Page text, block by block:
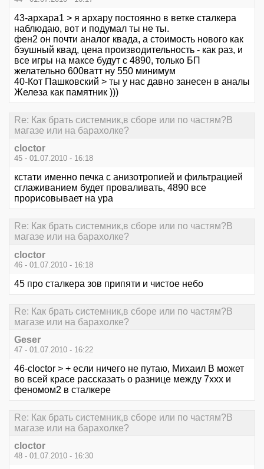
43-архара1 > я архару постоянно в ветке сталкера
наблюдаю, вот и подумал ты не ты.
фен2 он почти аналог квада, а стоимость нового как
бэушный квад, цена производительность - как раз, и
все игры на максе будут с 4890, только БП
желательно 600ватт ну 550 минимум
40-Кот Пашковский > ты у нас давно занесен в аналы
Железа как памятник )))
Re: Как брать системник,в сборе или по частям?В
магазе или на барахолке?
cloctor
45 - 01.07.2010 - 16:18
кстати именно печка с анизотропией и фильтрацией
сглаживанием будет проваливать, 4890 все
прорисовывает на ура
Re: Как брать системник,в сборе или по частям?В
магазе или на барахолке?
cloctor
46 - 01.07.2010 - 16:18
45 про сталкера зов припяти и чистое небо
Re: Как брать системник,в сборе или по частям?В
магазе или на барахолке?
Geser
47 - 01.07.2010 - 16:22
46-cloctor > + если ничего не путаю, Михаил В может
во всей красе рассказать о разнице между 7ххх и
феномом2 в сталкере
Re: Как брать системник,в сборе или по частям?В
магазе или на барахолке?
cloctor
48 - 01.07.2010 - 16:30